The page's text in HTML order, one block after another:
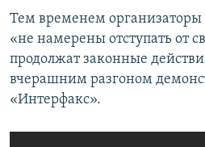
Тем временем организаторы
«не намерены отступать от
продолжат законные
вчерашним разгоном
«Интерфакс».